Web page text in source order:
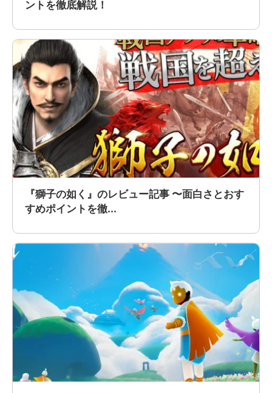
ントを徹底解説！
『獅子の如く』のレビュー記事 〜面白さとおす
すめポイントを徹...